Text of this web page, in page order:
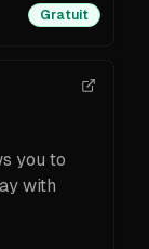
Gratuit
you to
with